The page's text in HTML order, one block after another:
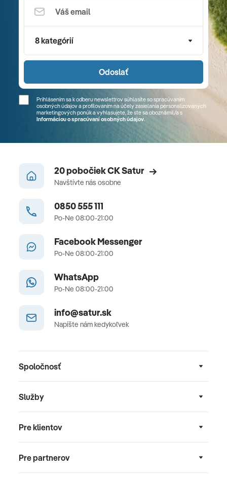
8 kategórií
Odoslať
Prihlásením sa k odberu newslettrov súhlasíte so spracúvaním
osobných údajov a profilovaním na účely zasielania personalizovaných
marketingových ponúk a vyhlasujete, že ste sa oboznámil/a s
Informáciou o spracúvaní osobných údajov.
20 pobočiek CK Satur
Navštívte nás osobne
0850 555 111
Po-Ne 08:00-21:00
Facebook Messenger
Po-Ne 08:00-21:00
WhatsApp
Po-Ne 08:00-21:00
info@satur.sk
Napíšte nám kedykoľvek
Spoločnosť
Služby
Pre klientov
Pre partnerov